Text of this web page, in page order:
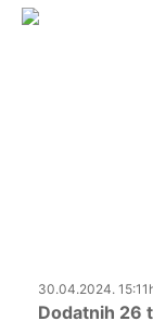
30.04.2024.
Dodatnih 26